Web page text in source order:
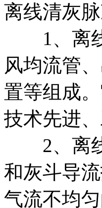
离线清灰
1、离线
风均流管
置等组成
技术先进、
2、离线
和灰斗导
气流不均匀